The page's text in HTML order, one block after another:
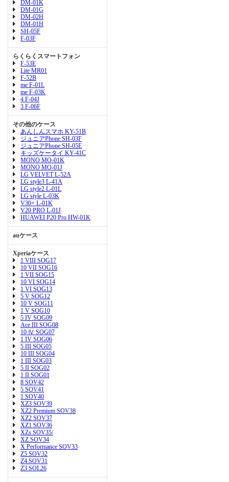
DM-01K
DM-01G
DM-02H
DM-01H
SH-05F
F-03F
らくらくスマートフォン
F-53E
Lite MR01
F-52B
me F-01L
me F-03K
4 F-04J
3 F-06F
その他のケース
あんしんスマホ KY-51B
ジュニアPhone SH-03F
ジュニアPhone SH-05E
キッズケータイ KY-41C
MONO MO-01K
MONO MO-01J
LG VELVET L-52A
LG style3 L-41A
LG style2 L-01L
LG style L-03K
V30+ L-01K
V20 PRO L-01J
HUAWEI P20 Pro HW-01K
auケース
Xperiaケース
1 VIII SOG17
10 VII SOG16
1 VII SOG15
10 VI SOG14
1 VI SOG13
5 V SOG12
10 V SOG11
1 V SOG10
5 IV SOG09
Ace III SOG08
10 Ⅳ SOG07
1 IV SOG06
5 III SOG05
10 III SOG04
1 III SOG03
5 II SOG02
1 II SOG01
8 SOV42
5 SOV41
1 SOV40
XZ3 SOV39
XZ2 Premium SOV38
XZ2 SOV37
XZ1 SOV36
XZs SOV35/
XZ SOV34
X Performance SOV33
Z5 SOV32
Z4 SOV31
Z3 SOL26